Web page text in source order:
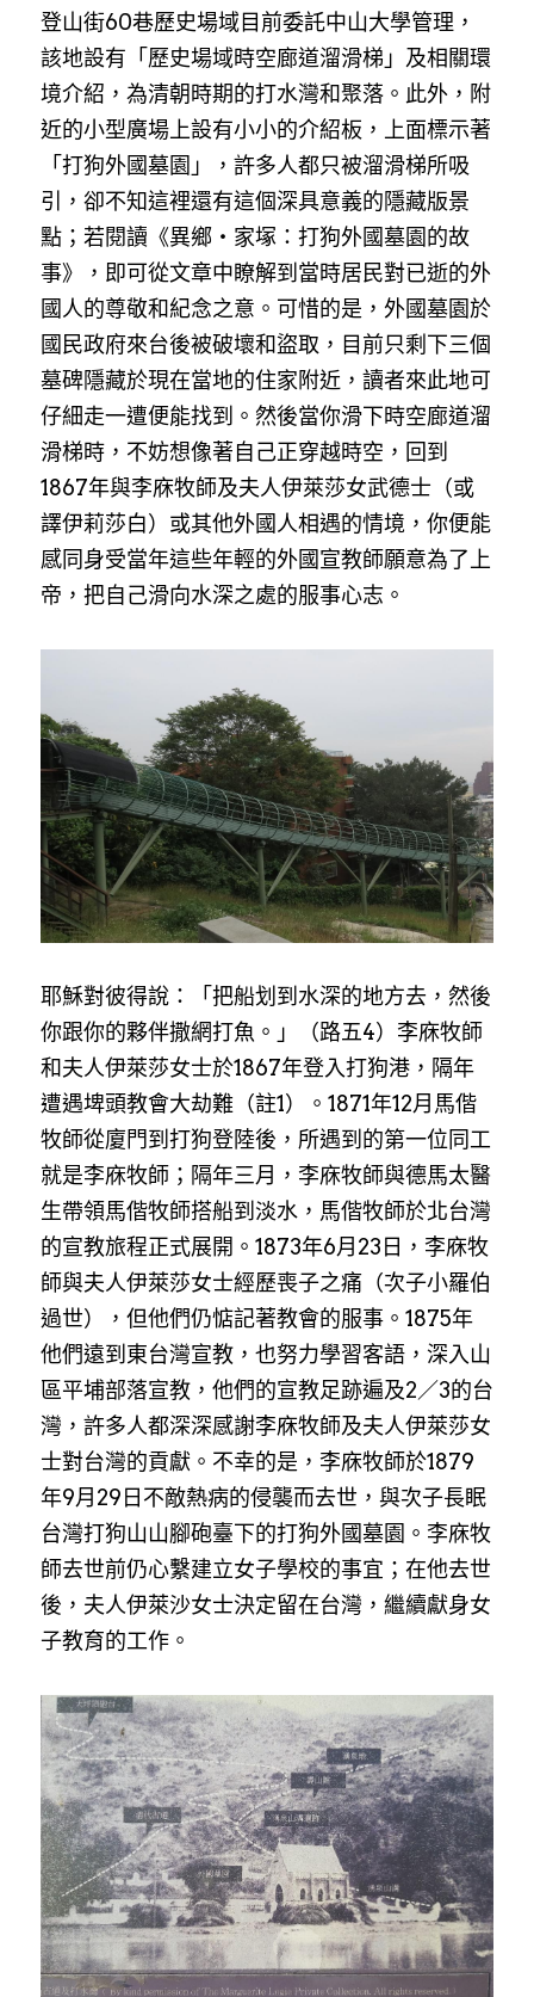
登山街60巷歷史場域目前委託中山大學管理，
該地設有「歷史場域時空廊道溜滑梯」及相關環
境介紹，為清朝時期的打水灣和聚落。此外，附
近的小型廣場上設有小小的介紹板，上面標示著
「打狗外國墓園」，許多人都只被溜滑梯所吸
引，卻不知這裡還有這個深具意義的隱藏版景
點；若閱讀《異鄉‧家塚：打狗外國墓園的故
事》，即可從文章中瞭解到當時居民對已逝的外
國人的尊敬和紀念之意。可惜的是，外國墓園於
國民政府來台後被破壞和盜取，目前只剩下三個
墓碑隱藏於現在當地的住家附近，讀者來此地可
仔細走一遭便能找到。然後當你滑下時空廊道溜
滑梯時，不妨想像著自己正穿越時空，回到
1867年與李庥牧師及夫人伊萊莎女武德士（或
譯伊莉莎白）或其他外國人相遇的情境，你便能
感同身受當年這些年輕的外國宣教師願意為了上
帝，把自己滑向水深之處的服事心志。
耶穌對彼得說：「把船划到水深的地方去，然後
你跟你的夥伴撒網打魚。」（路五4）李庥牧師
和夫人伊萊莎女士於1867年登入打狗港，隔年
遭遇埤頭教會大劫難（註1）。1871年12月馬偕
牧師從廈門到打狗登陸後，所遇到的第一位同工
就是李庥牧師；隔年三月，李庥牧師與德馬太醫
生帶領馬偕牧師搭船到淡水，馬偕牧師於北台灣
的宣教旅程正式展開。1873年6月23日，李庥牧
師與夫人伊萊莎女士經歷喪子之痛（次子小羅伯
過世），但他們仍惦記著教會的服事。1875年
他們遠到東台灣宣教，也努力學習客語，深入山
區平埔部落宣教，他們的宣教足跡遍及2／3的台
灣，許多人都深深感謝李庥牧師及夫人伊萊莎女
士對台灣的貢獻。不幸的是，李庥牧師於1879
年9月29日不敵熱病的侵襲而去世，與次子長眠
台灣打狗山山腳砲臺下的打狗外國墓園。李庥牧
師去世前仍心繫建立女子學校的事宜；在他去世
後，夫人伊萊沙女士決定留在台灣，繼續獻身女
子教育的工作。